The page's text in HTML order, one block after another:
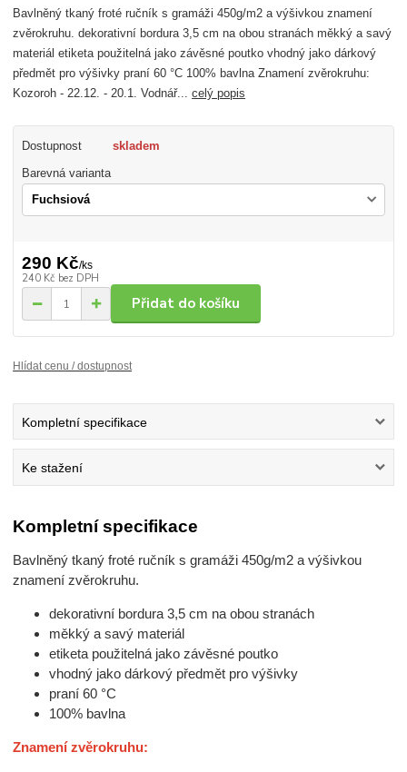
Bavlněný tkaný froté ručník s gramáži 450g/m2 a výšivkou znamení
zvěrokruhu. dekorativní bordura 3,5 cm na obou stranách měkký a savý
materiál etiketa použitelná jako závěsné poutko vhodný jako dárkový
předmět pro výšivky praní 60 °C 100% bavlna Znamení zvěrokruhu:
Kozoroh - 22.12. - 20.1. Vodnář...celý popis
Dostupnost skladem
Barevná varianta
290 Kč/ks
240 Kč bez DPH
Přidat do košíku
Hlídat cenu / dostupnost
Kompletní specifikace
Ke stažení
Kompletní specifikace
Bavlněný tkaný froté ručník s gramáži 450g/m2 a výšivkou
znamení zvěrokruhu.
dekorativní bordura 3,5 cm na obou stranách
měkký a savý materiál
etiketa použitelná jako závěsné poutko
vhodný jako dárkový předmět pro výšivky
praní 60 °C
100% bavlna
Znamení zvěrokruhu: